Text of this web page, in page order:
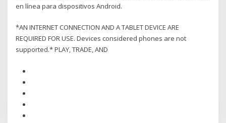
en línea para dispositivos Android.
*AN INTERNET CONNECTION AND A TABLET DEVICE ARE
REQUIRED FOR USE. Devices considered phones are not
supported.* PLAY, TRADE, AND